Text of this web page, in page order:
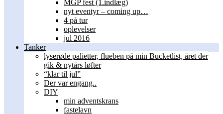
MGP fest (1.indlæg)
nyt eventyr – coming up…
4 på tur
oplevelser
jul 2016
Tanker
lyserøde palietter, flueben på min Bucketlist, året der
gik & nytårs løfter
“klar til jul”
Der var engang..
DIY
min adventskrans
fastelavn